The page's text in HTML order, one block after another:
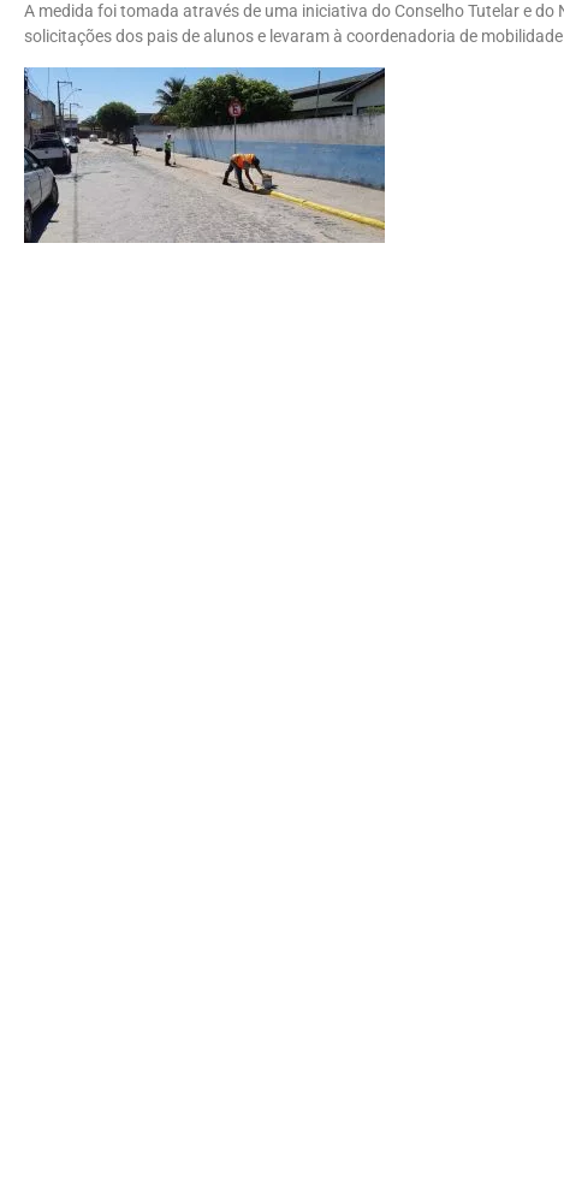
A medida foi tomada através de uma iniciativa do Conselho Tutelar e do
solicitações dos pais de alunos e levaram à coordenadoria de